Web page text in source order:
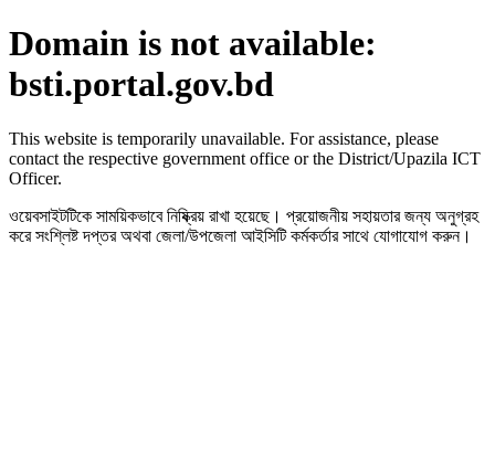
Domain is not available:
bsti.portal.gov.bd
This website is temporarily unavailable. For assistance, please
contact the respective government office or the District/Upazila ICT
Officer.
ওয়েবসাইটটিকে সাময়িকভাবে নিষ্ক্রিয় রাখা হয়েছে। প্রয়োজনীয় সহায়তার জন্য অনুগ্রহ
করে সংশ্লিষ্ট দপ্তর অথবা জেলা/উপজেলা আইসিটি কর্মকর্তার সাথে যোগাযোগ করুন।